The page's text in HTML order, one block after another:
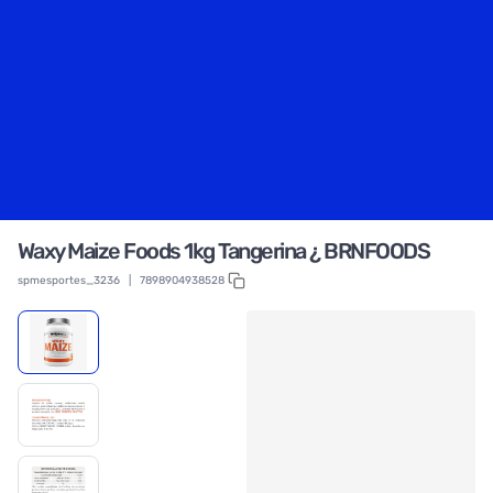
Waxy Maize Foods 1kg Tangerina ¿ BRNFOODS
spmesportes_3236 7898904938528